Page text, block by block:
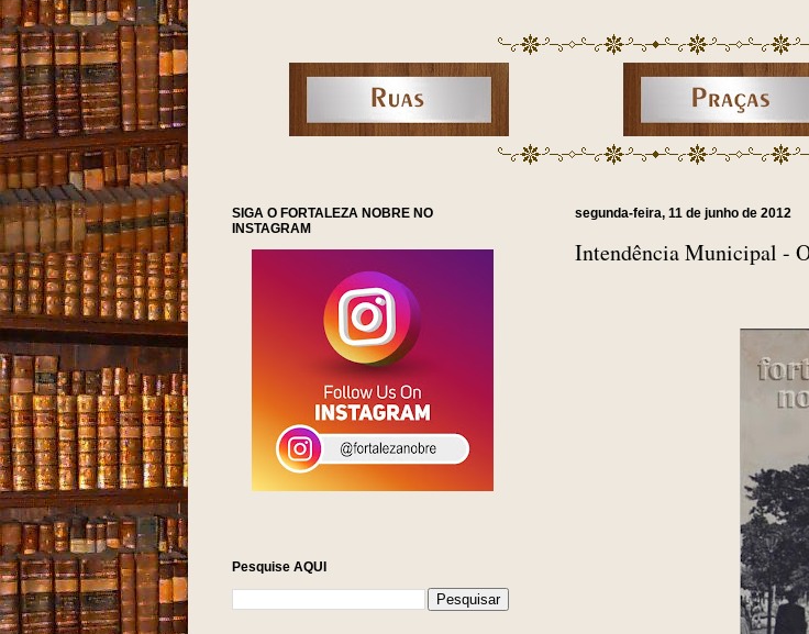
segunda-feira, 11 de junho de 2012
Intendência Municipal -
SIGA O FORTALEZA NOBRE NO
INSTAGRAM
Pesquise AQUI